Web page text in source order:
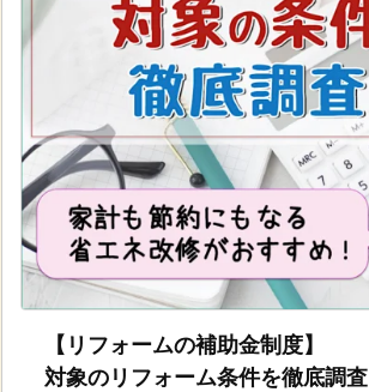
【リフォームの補助金制度】
対象のリフォーム条件を徹底調査